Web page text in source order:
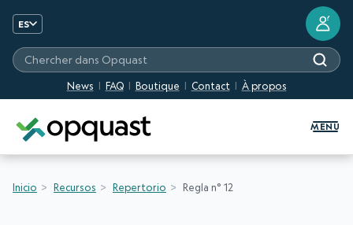
ES
News FAQ Boutique Contact À propos
Chercher dans Opquast
?
MENU
Inicio Recursos Repertorio Regla n° 12